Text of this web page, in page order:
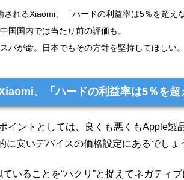
れるXiaomi、「ハードの利益率は5％を超え
国国内では当たり前の評価も。
パが命。日本でもその方針を堅持してほしい。
、「ハードの利益率は5％を超
イントとしては、良くも悪くもApple製
安いデバイスの価格設定にあるでしょ
いることを“パクリ”と捉えてネガティ